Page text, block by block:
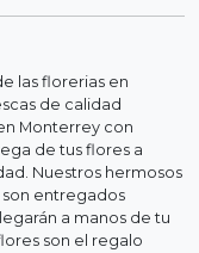
las florerias en
de calidad
Monterrey con
de tus flores a
Nuestros hermosos
entregados
a manos de tu
son el regalo